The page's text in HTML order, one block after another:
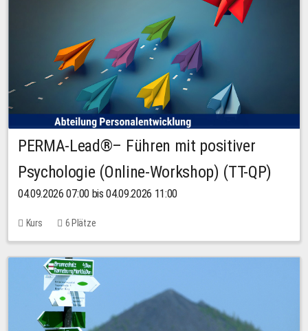
PERMA-Lead®– Führen mit positiver
Psychologie (Online-Workshop) (TT-QP)
04.09.2026 07:00 bis 04.09.2026 11:00
Kurs 6 Plätze